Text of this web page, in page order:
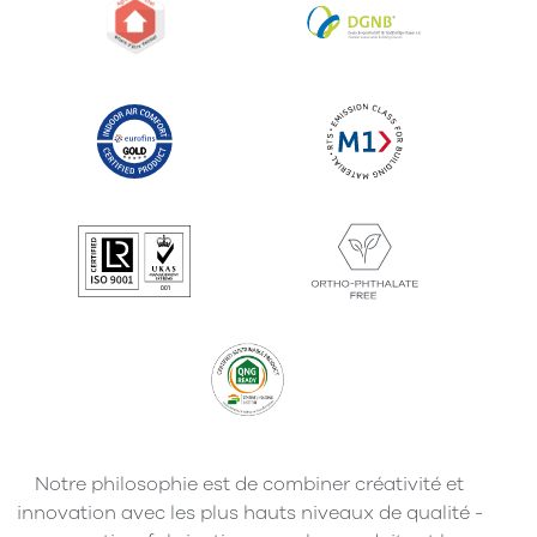
Notre philosophie est de combiner créativité et
innovation avec les plus hauts niveaux de qualité -